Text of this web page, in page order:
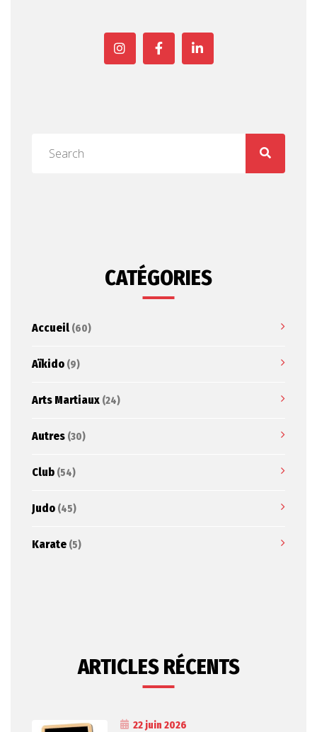
CATÉGORIES
Accueil (60)
Aïkido (9)
Arts Martiaux (24)
Autres (30)
Club (54)
Judo (45)
Karate (5)
ARTICLES RÉCENTS
22 juin 2026